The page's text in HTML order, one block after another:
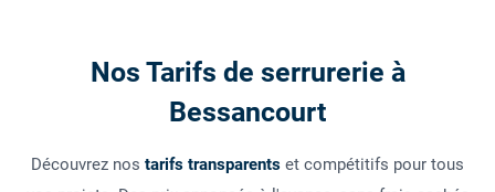
Nos Tarifs de serrurerie à
Bessancourt
Découvrez nos tarifs transparents et compétitifs pour tous